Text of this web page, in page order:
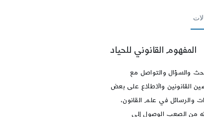
المفهوم القانوني للحياد
والسؤال والتواصل مع
القانونين والاطلاع على بعض
والرسائل في علم القانون،
من الصعب الوصول إلى